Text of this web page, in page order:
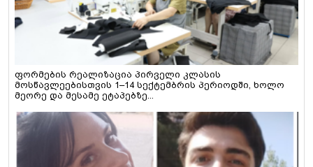
ფორმების რეალიზაცია პირველი კლასის
მოსწავლეებისთვის 1–14 სექტემბრის პერიოდში, ხოლო
მეორე და მესამე ეტაპებზე...